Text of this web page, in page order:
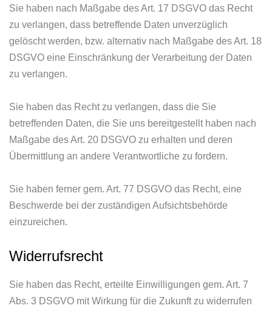
Sie haben nach Maßgabe des Art. 17 DSGVO das Recht
zu verlangen, dass betreffende Daten unverzüglich
gelöscht werden, bzw. alternativ nach Maßgabe des Art. 18
DSGVO eine Einschränkung der Verarbeitung der Daten
zu verlangen.
Sie haben das Recht zu verlangen, dass die Sie
betreffenden Daten, die Sie uns bereitgestellt haben nach
Maßgabe des Art. 20 DSGVO zu erhalten und deren
Übermittlung an andere Verantwortliche zu fordern.
Sie haben ferner gem. Art. 77 DSGVO das Recht, eine
Beschwerde bei der zuständigen Aufsichtsbehörde
einzureichen.
Widerrufsrecht
Sie haben das Recht, erteilte Einwilligungen gem. Art. 7
Abs. 3 DSGVO mit Wirkung für die Zukunft zu widerrufen